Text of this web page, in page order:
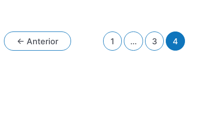
mundo
tem
Paginação
de
← Anterior 1 … 3 4